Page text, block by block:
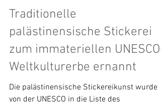
17. Dez. 2021
Traditionelle
palästinensische Stickerei
Weltkulturerbe ernannt